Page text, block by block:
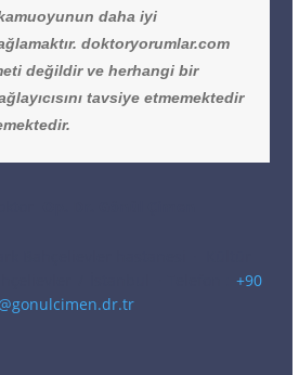
daha iyi
doktoryorumlar.com
değildir ve herhangi bir
tavsiye etmemektedir
+90